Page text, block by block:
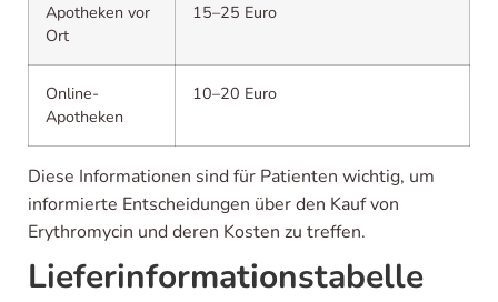
Apotheken vor
Ort
15–25 Euro
Online-
Apotheken
10–20 Euro
Diese Informationen sind für Patienten wichtig, um
informierte Entscheidungen über den Kauf von
Erythromycin und deren Kosten zu treffen.
Lieferinformationstabelle